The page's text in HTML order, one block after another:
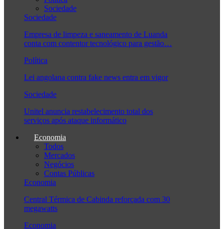
Sociedade
Sociedade
Empresa de limpeza e saneamento de Luanda
conta com contentor tecnológico para gestão…
Política
Lei angolana contra fake news entra em vigor
Sociedade
Unitel anuncia restabelecimento total dos
serviços após ataque informático
Economia
Todos
Mercados
Negócios
Contas Públicas
Economia
Central Térmica de Cabinda reforçada com 30
megawatts
Economia